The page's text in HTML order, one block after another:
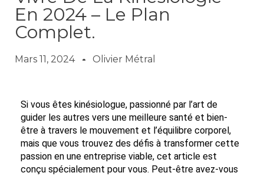
En 2024 – Le Plan
Complet.
Mars 11, 2024 Olivier Métral
Si vous êtes kinésiologue, passionné par l’art de
guider les autres vers une meilleure santé et bien-
être à travers le mouvement et l’équilibre corporel,
mais que vous trouvez des défis à transformer cette
passion en une entreprise viable, cet article est
conçu spécialement pour vous. Peut-être avez-vous